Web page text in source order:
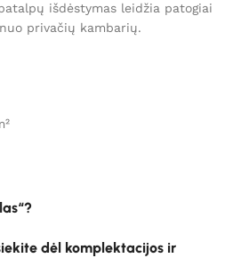
išdėstymas leidžia patogiai
privačių kambarių.
dėl komplektacijos ir